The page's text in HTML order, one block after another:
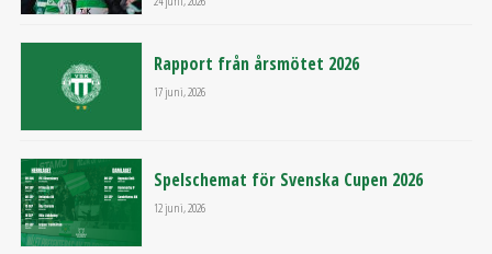
Rapport från årsmötet 2026
17 juni, 2026
Spelschemat för Svenska Cupen 2026
12 juni, 2026